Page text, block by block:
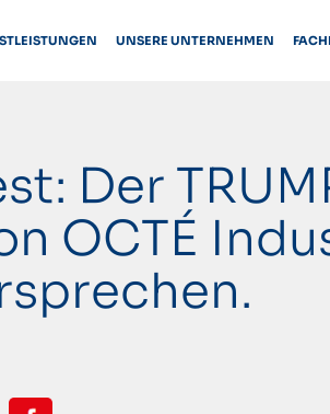
UNSERE UNTERNEHMEN
Der
OCTÉ